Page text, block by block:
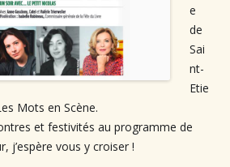
e
de
Sai
nt-
Etie
Mots en Scène.⁠
et festivités au programme de
j’espère vous y croiser !⁠